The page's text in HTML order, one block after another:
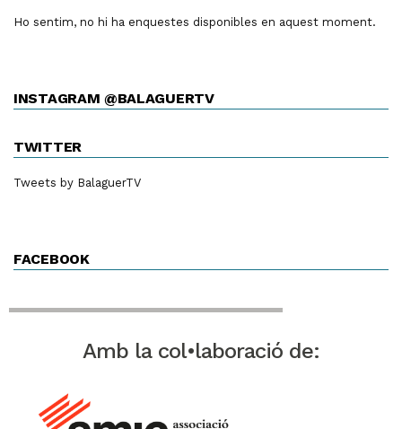
Ho sentim, no hi ha enquestes disponibles en aquest moment.
INSTAGRAM @BALAGUERTV
TWITTER
Tweets by BalaguerTV
FACEBOOK
Amb la col•laboració de: